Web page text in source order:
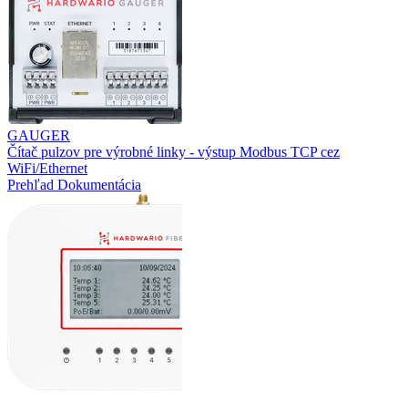
GAUGER
Čítač pulzov pre výrobné linky - výstup Modbus TCP cez
WiFi/Ethernet
Prehľad Dokumentácia